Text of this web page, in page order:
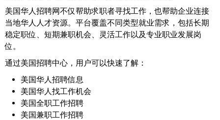
美国华人招聘网不仅帮助求职者寻找工作，也帮助企业连接
当地华人人才资源。平台覆盖不同类型就业需求，包括长期
稳定职位、短期兼职机会、灵活工作以及专业职业发展岗
位。
通过美国招聘中心，用户可以快速了解：
美国华人招聘信息
美国华人找工作机会
美国全职工作招聘
美国兼职工作招聘